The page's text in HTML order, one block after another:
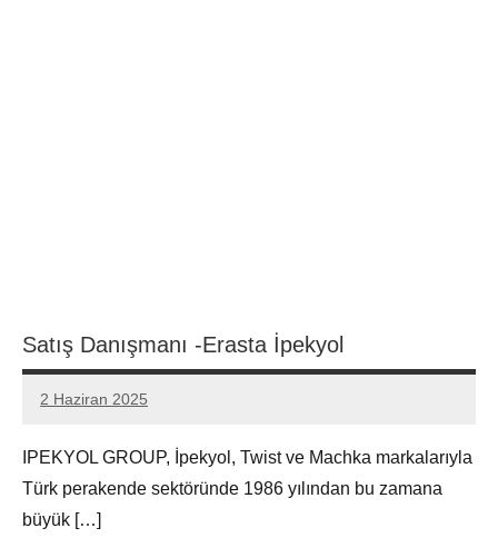
Satış Danışmanı -Erasta İpekyol
2 Haziran 2025
admin
Yorum
IPEKYOL GROUP, İpekyol, Twist ve Machka markalarıyla
Türk perakende sektöründe 1986 yılından bu zamana
büyük […]